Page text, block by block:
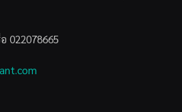
022078665